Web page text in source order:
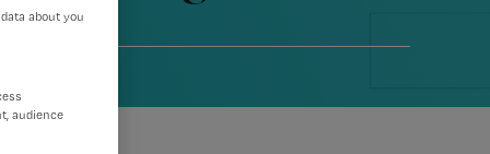
about you
audience